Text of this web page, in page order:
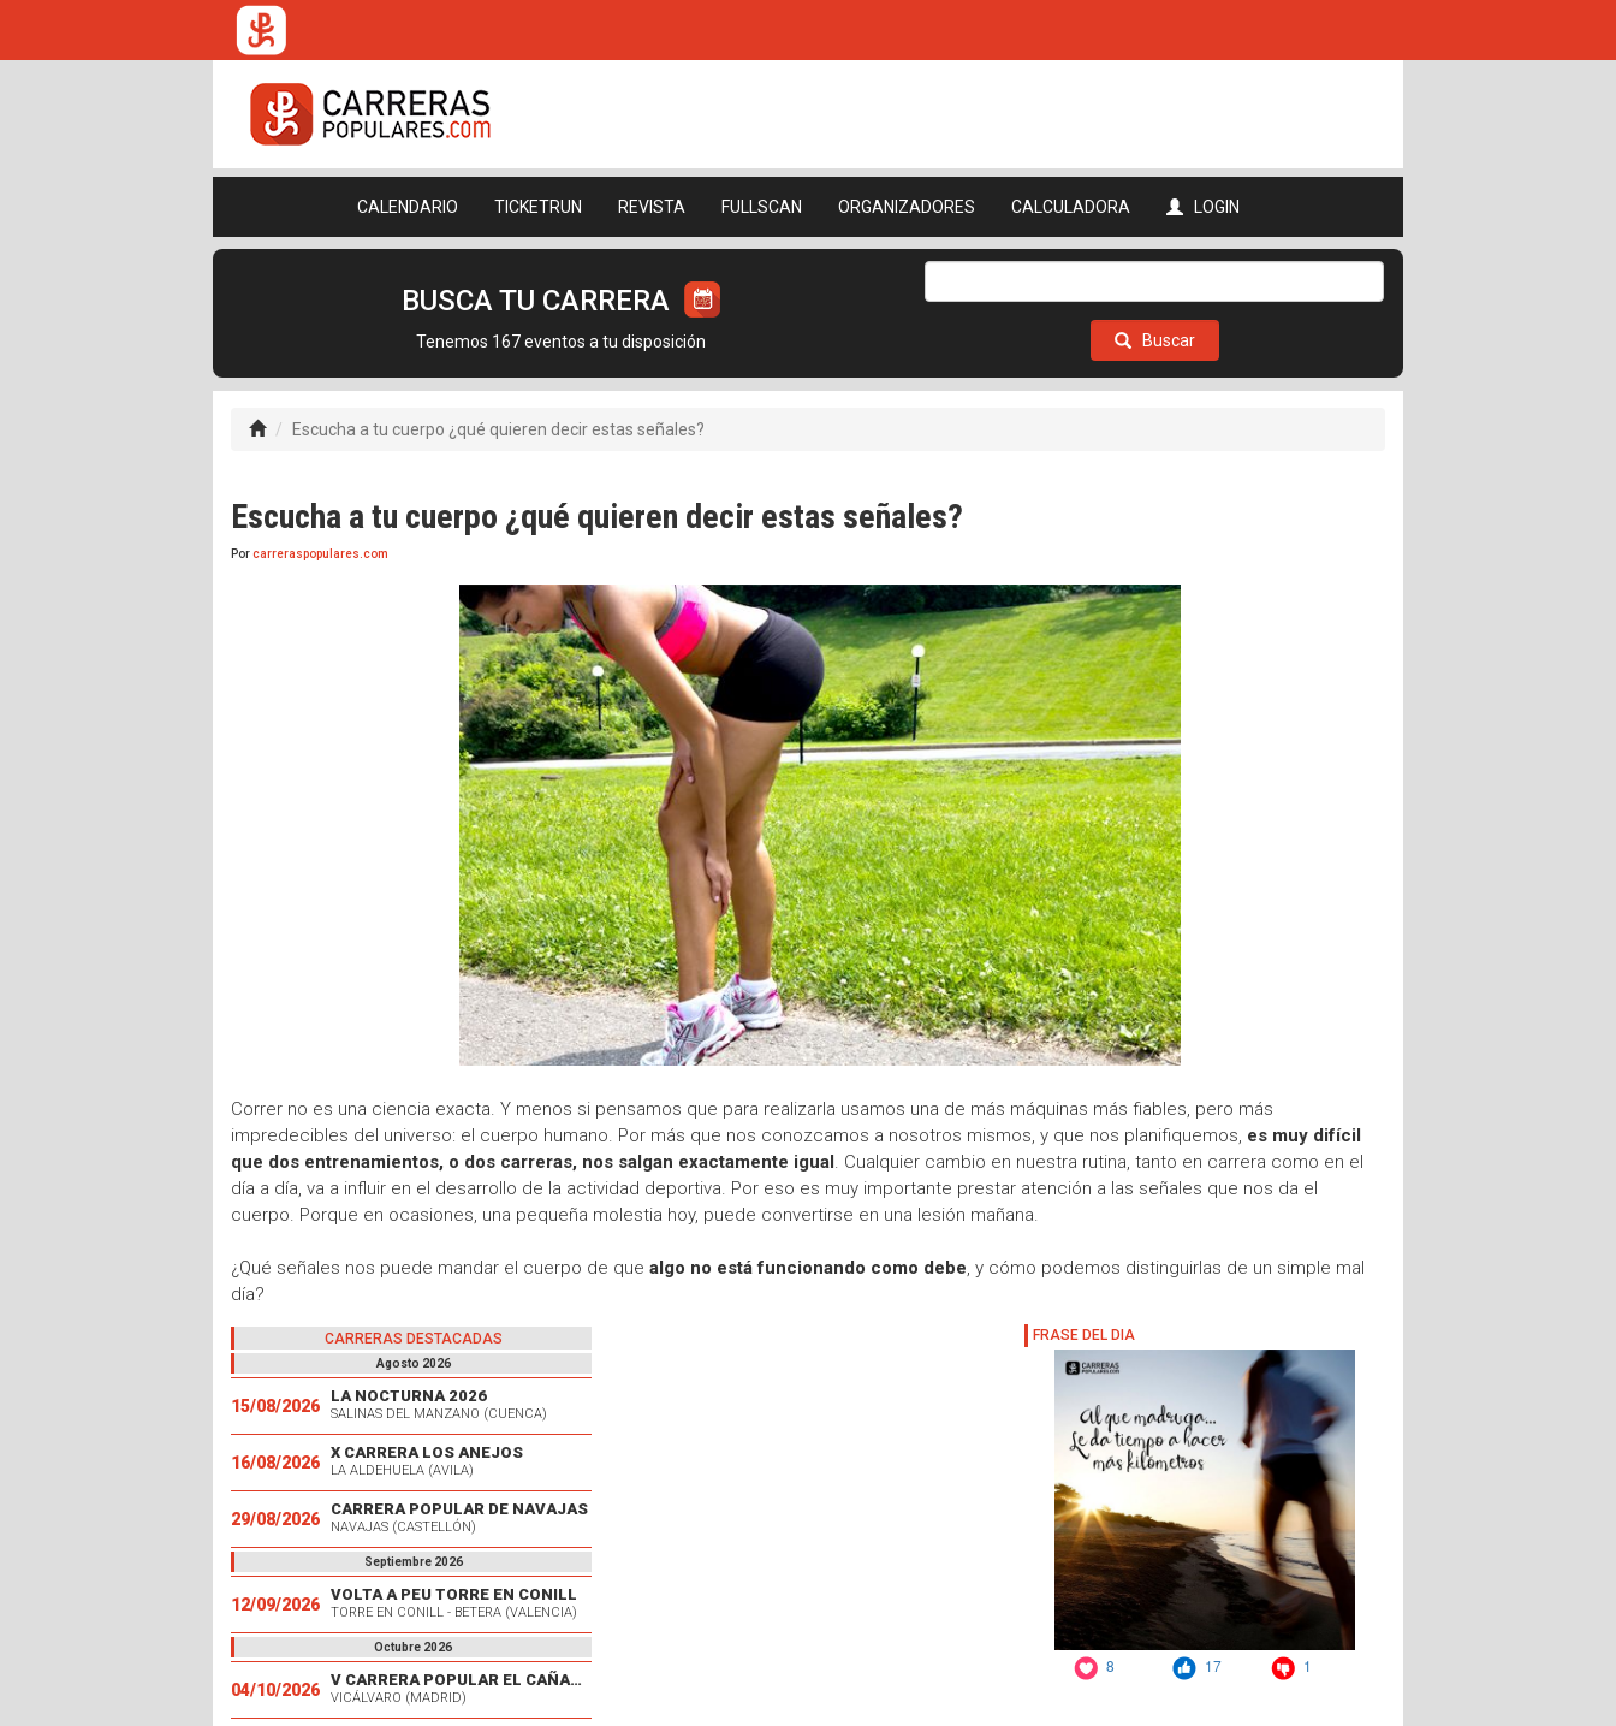
CALENDARIO TICKETRUN REVISTA FULLSCAN ORGANIZADORES CALCULADORA LOGIN
BUSCA TU CARRERA
Tenemos 167 eventos a tu disposición Buscar
Escucha a tu cuerpo ¿qué quieren decir estas señales?
Escucha a tu cuerpo ¿qué quieren decir estas señales?
Porcarreraspopulares.com
Correr no es una ciencia exacta. Y menos si pensamos que para realizarla usamos una de más máquinas más fiables, pero más
impredecibles del universo: el cuerpo humano. Por más que nos conozcamos a nosotros mismos, y que nos planifiquemos, es muy difícil
que dos entrenamientos, o dos carreras, nos salgan exactamente igual. Cualquier cambio en nuestra rutina, tanto en carrera como en el
día a día, va a influir en el desarrollo de la actividad deportiva. Por eso es muy importante prestar atención a las señales que nos da el
cuerpo. Porque en ocasiones, una pequeña molestia hoy, puede convertirse en una lesión mañana.
¿Qué señales nos puede mandar el cuerpo de que algo no está funcionando como debe, y cómo podemos distinguirlas de un simple mal
día?
CARRERAS DESTACADAS
Agosto 2026
15/08/2026
LA NOCTURNA 2026
SALINAS DEL MANZANO (CUENCA)
16/08/2026
X CARRERA LOS ANEJOS
LA ALDEHUELA (AVILA)
29/08/2026
CARRERA POPULAR DE NAVAJAS
NAVAJAS (CASTELLÓN)
Septiembre 2026
12/09/2026
VOLTA A PEU TORRE EN CONILL
TORRE EN CONILL - BETERA (VALENCIA)
Octubre 2026
04/10/2026
V CARRERA POPULAR EL CAÑAVERAL
VICÁLVARO (MADRID)